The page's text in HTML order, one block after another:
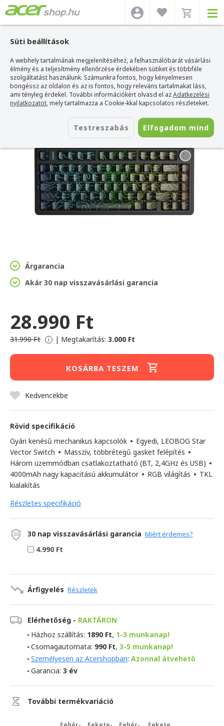
Süti beállítások
A webhely tartalmának megjelenítéséhez, a felhasználóbarát vásárlási
élmény és a teljesítmény ellenőrzése érdekében sütiket és többféle
szolgáltatást használunk. Számunkra fontos, hogy kényelmesen
böngéssz az oldalon és az is fontos, hogy releváns tartalmakat láss,
ami tényleg érdekel. További információkért olvasd el azAdatkezelési
nyilatkozatot, mely tartalmazza a Cookie-kkal kapcsolatos részleteket.
Testreszabás Elfogadom mind
Acer webshop>Kiegészítők>Billentyűzetek > Aula Billentyűzetek >AULA
F75 Vezeték Nélküli Mechanikus Gamer Billentyűzet
AULA F75 Vezeték Nélküli Mechanikus
Gamer Billentyűzet
Azonosító: AU-F75-BC
Árgarancia
Akár 30 nap visszavásárlási garancia
28.990 Ft
31.990 Ft i | Megtakarítás: 3.000 Ft
KOSÁRBA TESZEM
Kedvencekbe
Rövid specifikáció
Gyári kenésű mechanikus kapcsolók • Egyedi, LEOBOG Star
Vector Switch • Masszív, többrétegű gasket felépítés •
Három üzemmódban csatlakoztatható (BT, 2,4GHz és USB) •
4000mAh nagy kapacitású akkumulátor • RGB világítás • TKL
kialakítás
Részletes specifikáció
30 nap visszavásárlási garancia Miért érdemes?
4.990 Ft
Árfigyelés Részletek
Elérhetőség - RAKTÁRON
Házhoz szállítás: 1890 Ft, 1-3 munkanap!
Csomagautomata: 990 Ft, 3-5 munkanap!
Személyesen az Acershopban: Azonnal átvehető
Garancia: 3 év
További termékvariáció